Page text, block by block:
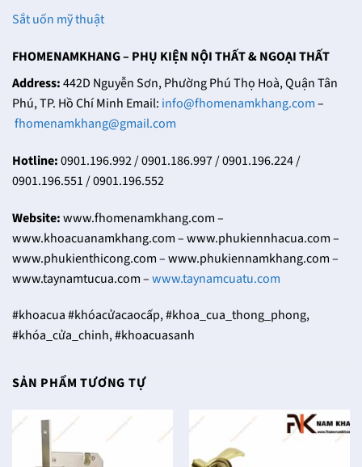
Sắt uốn mỹ thuật
FHOMENAMKHANG – PHỤ KIỆN NỘI THẤT & NGOẠI THẤT
Address:442D Nguyễn Sơn, Phường Phú Thọ Hoà, Quận Tân
Phú, TP. Hồ Chí Minh Email: info@fhomenamkhang.com–
fhomenamkhang@gmail.com
Hotline:0901.196.992 / 0901.186.997 / 0901.196.224 /
0901.196.551 / 0901.196.552
Website:www.fhomenamkhang.com –
www.khoacuanamkhang.com – www.phukiennhacua.com –
www.phukienthicong.com – www.phukiennamkhang.com –
www.taynamtucua.com –www.taynamcuatu.com
#khoacua #khóacửacaocấp, #khoa_cua_thong_phong,
#khóa_cửa_chinh, #khoacuasanh
SẢN PHẨM TƯƠNG TỰ